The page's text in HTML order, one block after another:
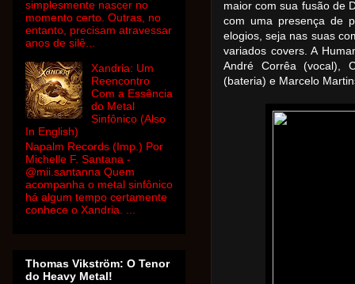
maior com sua fusão de
com uma presença de
elogios, seja nas suas
variados covers. A
André Corrêa (vocal),
(bateria) e Marcelo
simplesmente nascer no
momento certo. Outras, no
entanto, precisam atravessar
anos de silê...
Xandria: Um
Reencontro
Com a Essência
do Metal
Sinfônico (Also
In English)
Napalm Records (Imp.) Por
Michelle F. Santana -
@mii.santanna Quem
acompanha o metal sinfônico
há algum tempo certamente
conhece o Xandria. ...
Thomas Vikström: O Tenor
do Heavy Metal!